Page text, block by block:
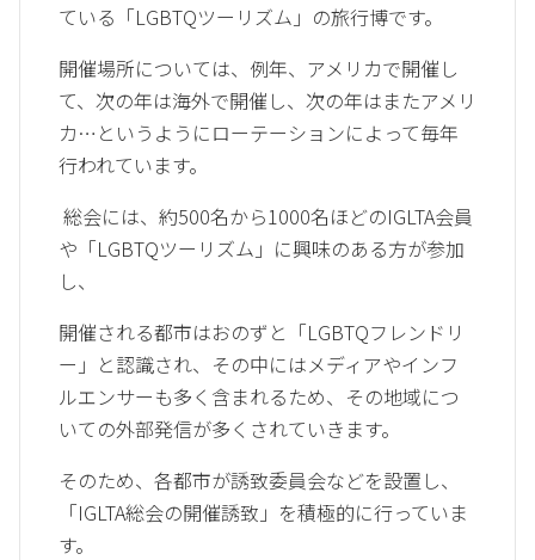
ている「LGBTQツーリズム」の旅行博です。
開催場所については、例年、アメリカで開催し
て、次の年は海外で開催し、次の年はまたアメリ
カ…というようにローテーションによって毎年
行われています。
総会には、約500名から1000名ほどのIGLTA会員
や「LGBTQツーリズム」に興味のある方が参加
し、
開催される都市はおのずと「LGBTQフレンドリ
ー」と認識され、その中にはメディアやインフ
ルエンサーも多く含まれるため、その地域につ
いての外部発信が多くされていきます。
そのため、各都市が誘致委員会などを設置し、
「IGLTA総会の開催誘致」を積極的に行っていま
す。